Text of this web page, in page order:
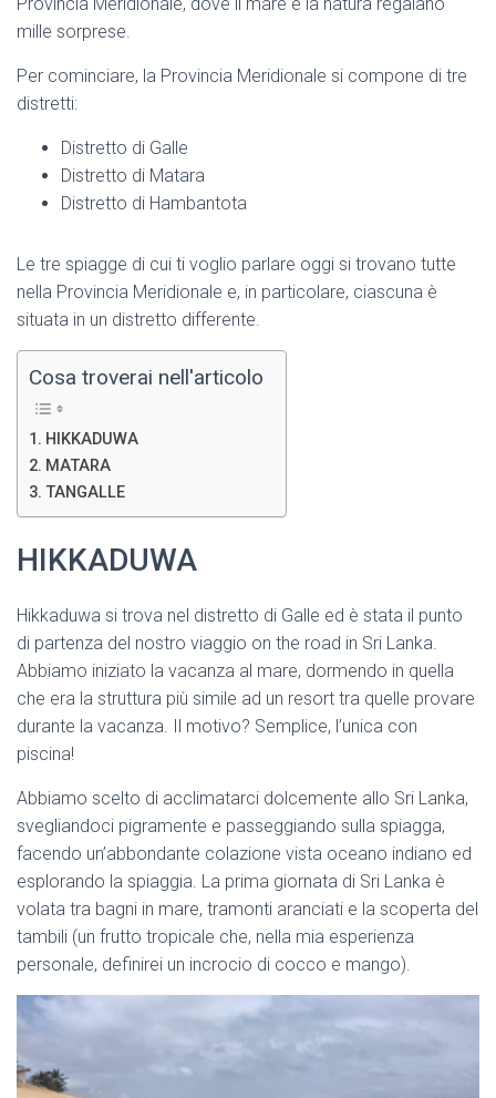
mille sorprese.
Per cominciare, la Provincia Meridionale si compone di tre
distretti:
Distretto di Galle
Distretto di Matara
Distretto di Hambantota
Le tre spiagge di cui ti voglio parlare oggi si trovano tutte
nella Provincia Meridionale e, in particolare, ciascuna è
situata in un distretto differente.
Cosa troverai nell'articolo
HIKKADUWA
MATARA
TANGALLE
HIKKADUWA
Hikkaduwa si trova nel distretto di Galle ed è stata il punto
di partenza del nostro viaggio on the road in Sri Lanka.
Abbiamo iniziato la vacanza al mare, dormendo in quella
che era la struttura più simile ad un resort tra quelle provare
durante la vacanza. Il motivo? Semplice, l’unica con
piscina!
Abbiamo scelto di acclimatarci dolcemente allo Sri Lanka,
svegliandoci pigramente e passeggiando sulla spiagga,
facendo un’abbondante colazione vista oceano indiano ed
esplorando la spiaggia. La prima giornata di Sri Lanka è
volata tra bagni in mare, tramonti aranciati e la scoperta del
tambili (un frutto tropicale che, nella mia esperienza
personale, definirei un incrocio di cocco e mango).